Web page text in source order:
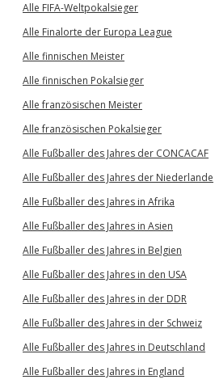
Alle FIFA-Weltpokalsieger
Alle Finalorte der Europa League
Alle finnischen Meister
Alle finnischen Pokalsieger
Alle französischen Meister
Alle französischen Pokalsieger
Alle Fußballer des Jahres der CONCACAF
Alle Fußballer des Jahres der Niederlande
Alle Fußballer des Jahres in Afrika
Alle Fußballer des Jahres in Asien
Alle Fußballer des Jahres in Belgien
Alle Fußballer des Jahres in den USA
Alle Fußballer des Jahres in der DDR
Alle Fußballer des Jahres in der Schweiz
Alle Fußballer des Jahres in Deutschland
Alle Fußballer des Jahres in England